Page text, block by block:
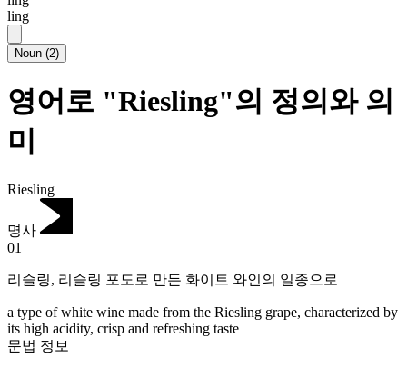
ling
Noun (2)
영어로 "Riesling"의 정의와 의
미
Riesling
명사
01
리슬링, 리슬링 포도로 만든 화이트 와인의 일종으로
a type of white wine made from the Riesling grape, characterized by
its high acidity, crisp and refreshing taste
문법 정보